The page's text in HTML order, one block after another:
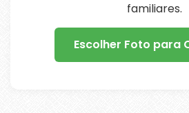
familiares.
Escolher Foto para